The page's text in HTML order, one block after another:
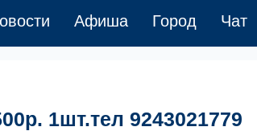
Афиша Город Чат
1шт.тел 9243021779